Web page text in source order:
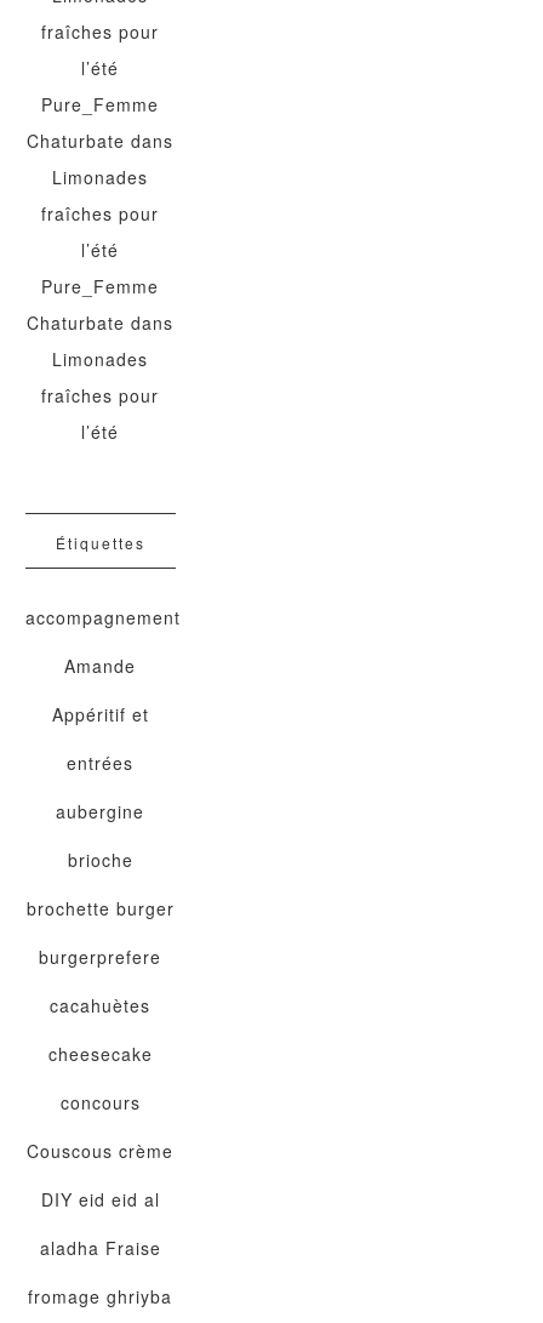
fraîches pour
l’été
Pure_Femme
Chaturbate dans
Limonades
fraîches pour
l’été
Pure_Femme
Chaturbate dans
Limonades
fraîches pour
l’été
Étiquettes
accompagnement
Amande
Appéritif et
entrées
aubergine
brioche
brochette burger
burgerprefere
cacahuètes
cheesecake
concours
Couscous crème
DIY eid eid al
aladha Fraise
fromage ghriyba